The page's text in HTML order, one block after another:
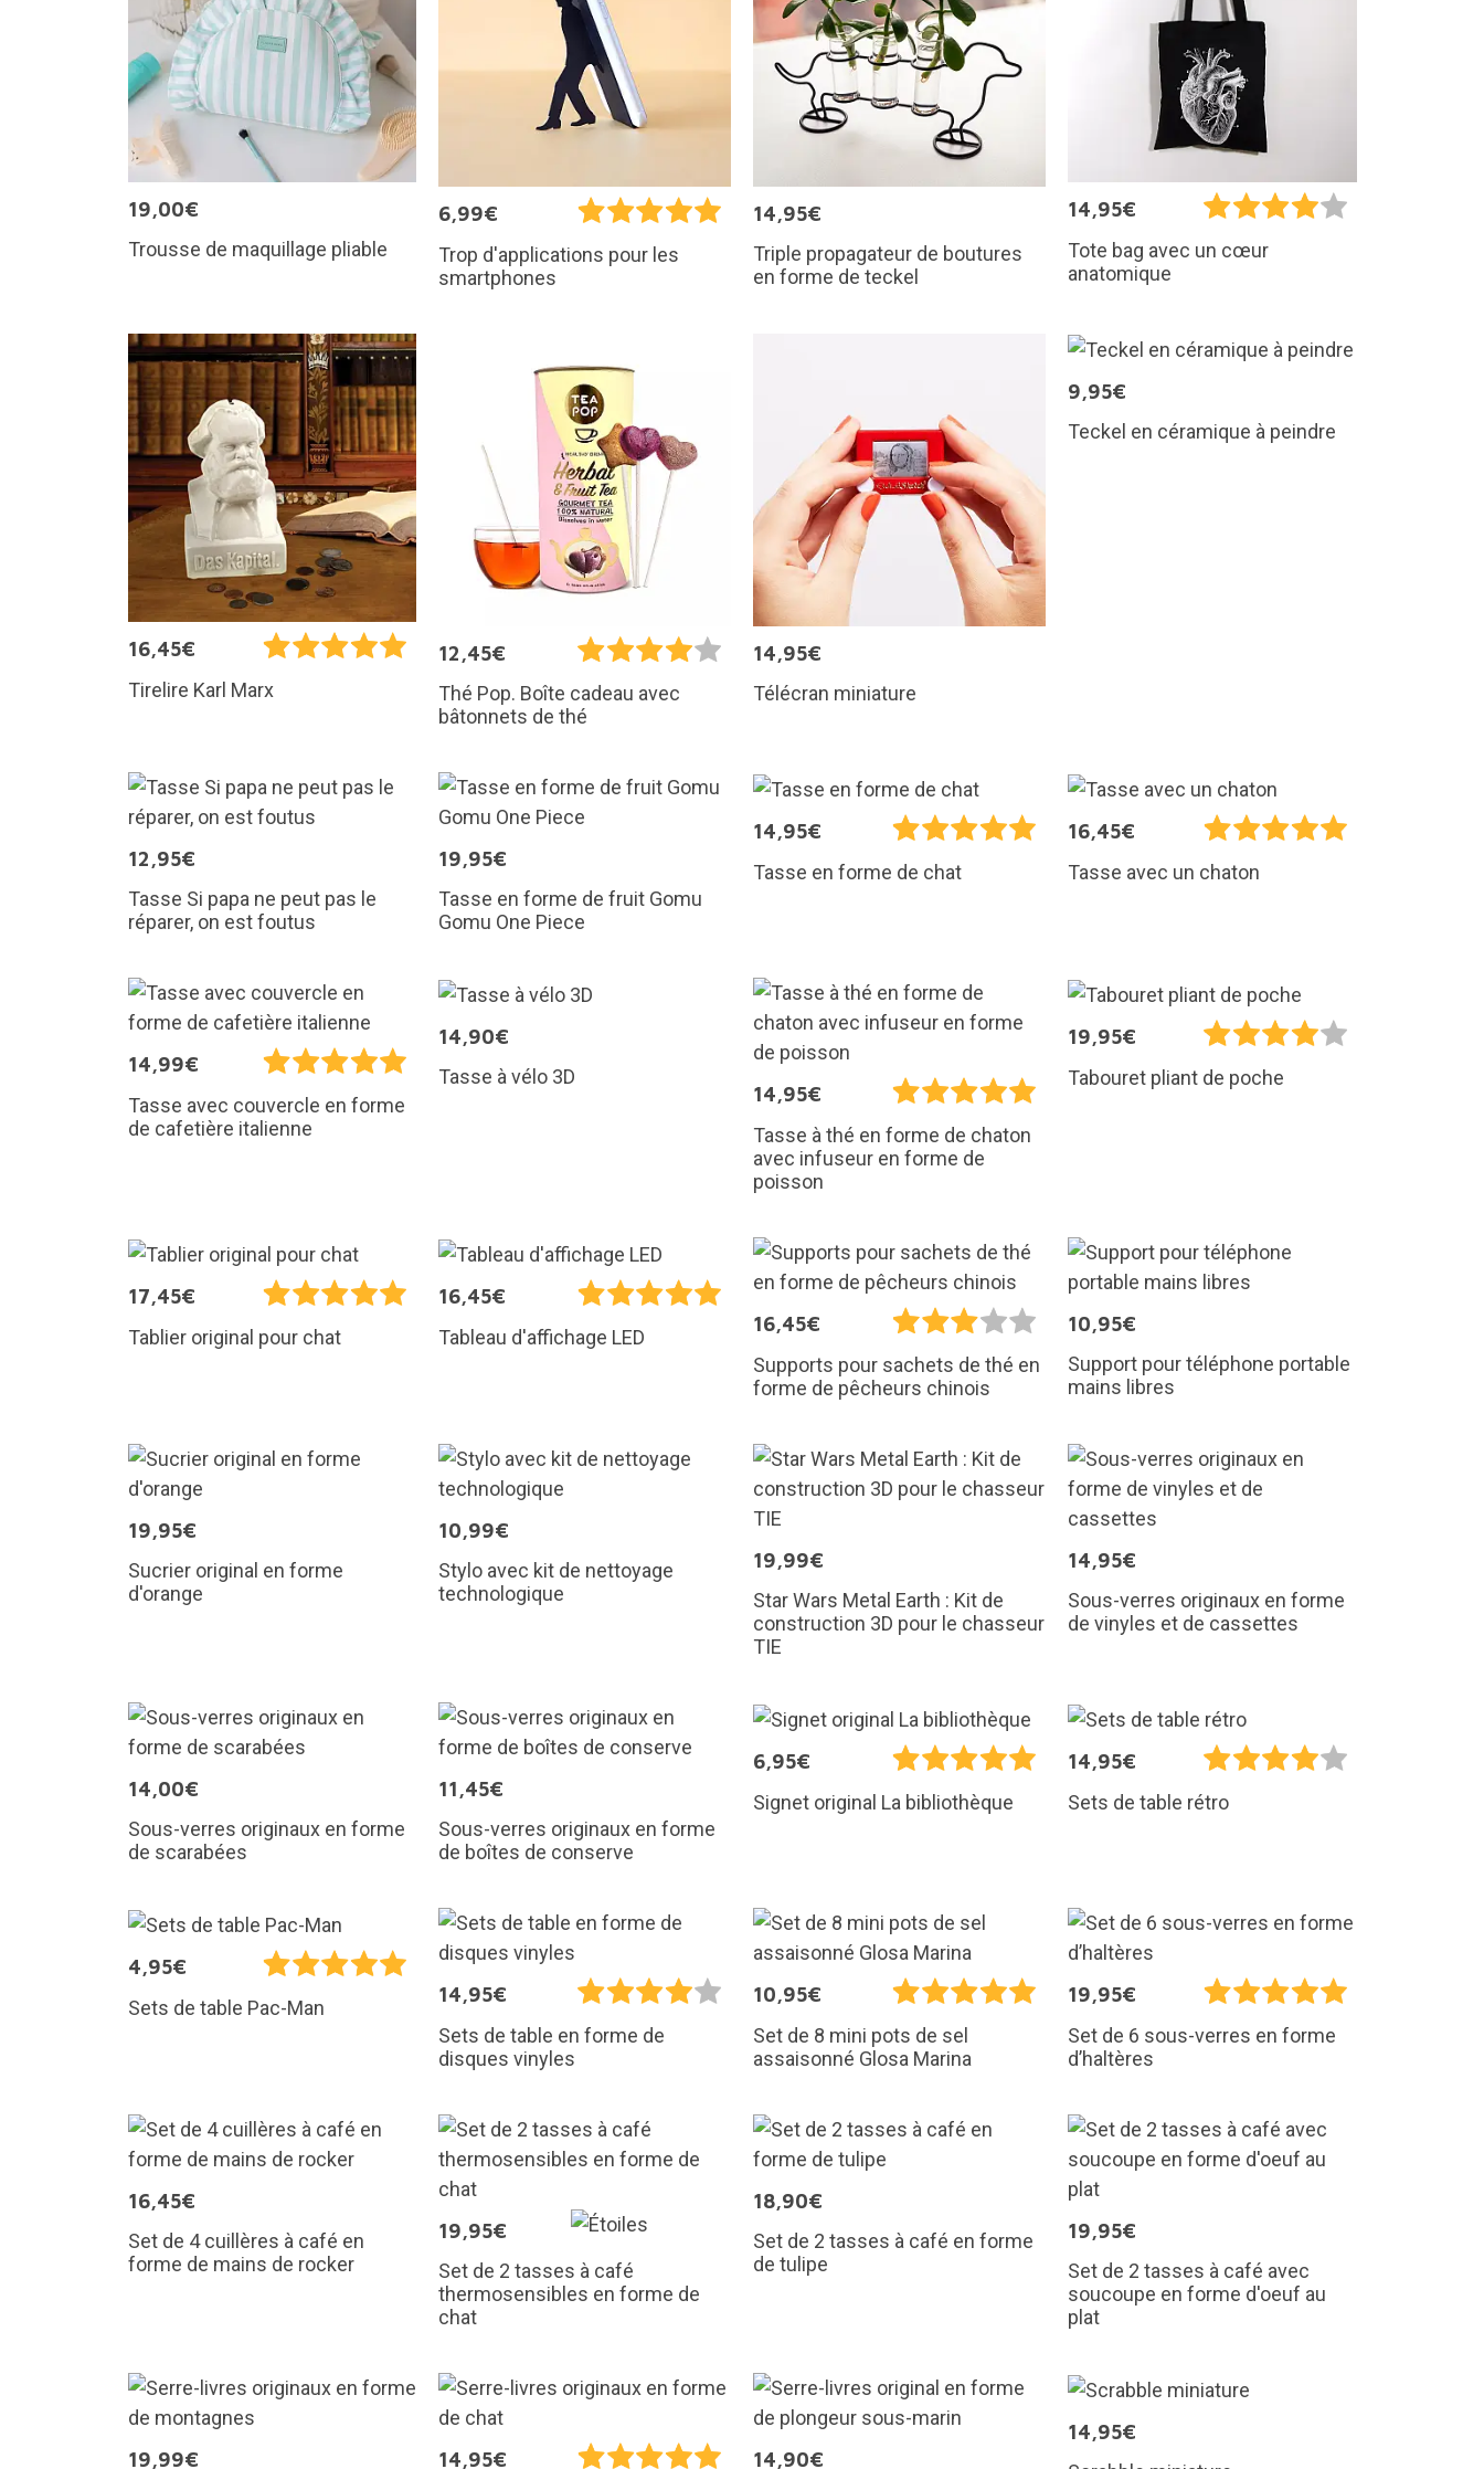
19,00€
Trousse de maquillage pliable
6,99€
Trop d'applications pour les
smartphones
14,95€
Triple propagateur de boutures
en forme de teckel
14,95€
Tote bag avec un cœur
anatomique
16,45€
Tirelire Karl Marx
12,45€
Thé Pop. Boîte cadeau avec
bâtonnets de thé
14,95€
Télécran miniature
9,95€
Teckel en céramique à peindre
12,95€
Tasse Si papa ne peut pas le
réparer, on est foutus
19,95€
Tasse en forme de fruit Gomu
Gomu One Piece
14,95€
Tasse en forme de chat
16,45€
Tasse avec un chaton
14,99€
Tasse avec couvercle en forme
de cafetière italienne
14,90€
Tasse à vélo 3D
14,95€
Tasse à thé en forme de chaton
avec infuseur en forme de
poisson
19,95€
Tabouret pliant de poche
17,45€
Tablier original pour chat
16,45€
Tableau d'affichage LED
16,45€
Supports pour sachets de thé en
forme de pêcheurs chinois
10,95€
Support pour téléphone portable
mains libres
19,95€
Sucrier original en forme
d'orange
10,99€
Stylo avec kit de nettoyage
technologique
19,99€
Star Wars Metal Earth : Kit de
construction 3D pour le chasseur
TIE
14,95€
Sous-verres originaux en forme
de vinyles et de cassettes
14,00€
Sous-verres originaux en forme
de scarabées
11,45€
Sous-verres originaux en forme
de boîtes de conserve
6,95€
Signet original La bibliothèque
14,95€
Sets de table rétro
4,95€
Sets de table Pac-Man
14,95€
Sets de table en forme de
disques vinyles
10,95€
Set de 8 mini pots de sel
assaisonné Glosa Marina
19,95€
Set de 6 sous-verres en forme
d’haltères
16,45€
Set de 4 cuillères à café en
forme de mains de rocker
19,95€
Set de 2 tasses à café
thermosensibles en forme de
chat
18,90€
Set de 2 tasses à café en forme
de tulipe
19,95€
Set de 2 tasses à café avec
soucoupe en forme d'oeuf au
plat
19,99€ 14,95€ 14,90€
14,95€